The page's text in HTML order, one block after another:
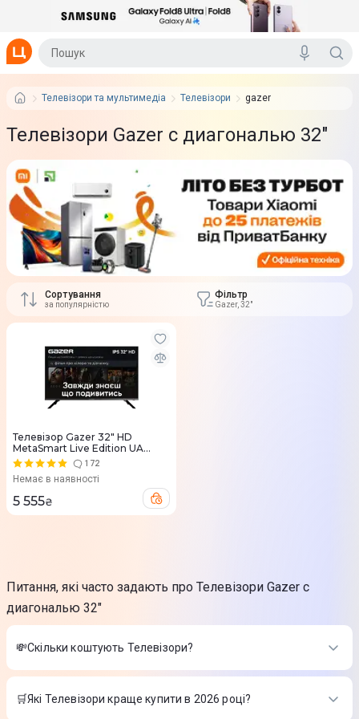
Телевізори та мультимедіа Телевізори gazer
Телевізори Gazer с диагональю 32"
Сортування
за популярністю
Фільтр
Gazer, 32"
Телевізор Gazer 32" HD
MetaSmart Live Edition UA
(TV32-HN1)
172
Немає в наявності
5 555₴
Питання, які часто задають про Телевізори Gazer с
диагональю 32"
💸Скільки коштують Телевізори?
Вартість товарів в категорії Телевізори в інтернет-магазині
Цитрус
🛒Які Телевізори краще купити в 2026 році?